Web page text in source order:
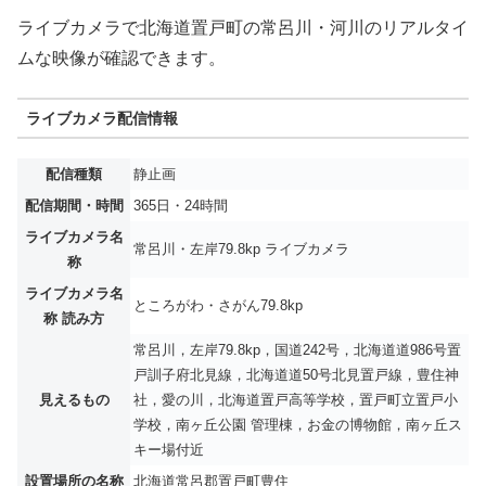
ライブカメラで北海道置戸町の常呂川・河川のリアルタイ
ムな映像が確認できます。
ライブカメラ配信情報
配信種類
静止画
配信期間・時間
365日・24時間
ライブカメラ名
称
常呂川・左岸79.8kp ライブカメラ
ライブカメラ名
称 読み方
ところがわ・さがん79.8kp
見えるもの
常呂川，左岸79.8kp，国道242号，北海道道986号置
戸訓子府北見線，北海道道50号北見置戸線，豊住神
社，愛の川，北海道置戸高等学校，置戸町立置戸小
学校，南ヶ丘公園 管理棟，お金の博物館，南ヶ丘ス
キー場付近
設置場所の名称
北海道常呂郡置戸町豊住